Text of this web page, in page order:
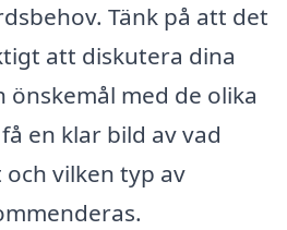
Tänk på att det
att diskutera dina
önskemål med de olika
en klar bild av vad
vilken typ av